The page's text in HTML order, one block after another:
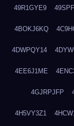
49R1GYE9
4BOKJ6KQ
4DWPQY14
4EE6J1ME
4GJRPJFP
4H5VY3Z1